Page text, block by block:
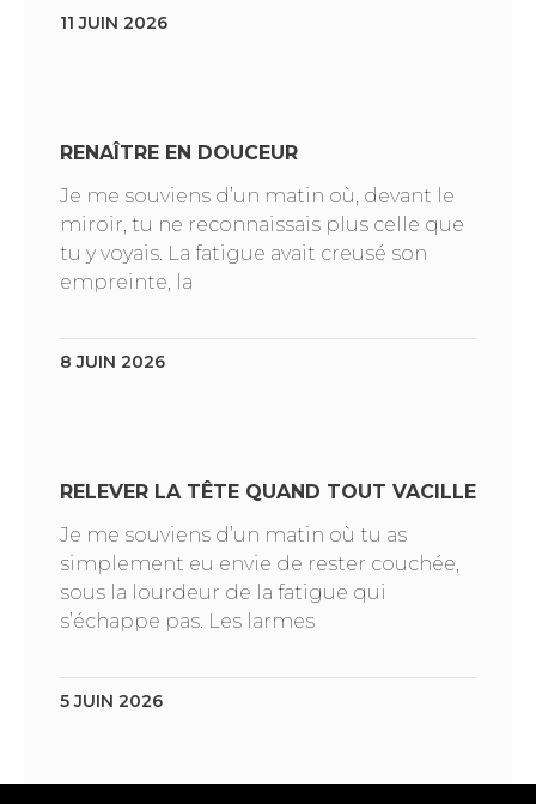
11 JUIN 2026
RENAÎTRE EN DOUCEUR
Je me souviens d’un matin où, devant le
miroir, tu ne reconnaissais plus celle que
tu y voyais. La fatigue avait creusé son
empreinte, la
8 JUIN 2026
RELEVER LA TÊTE QUAND TOUT VACILLE
Je me souviens d’un matin où tu as
simplement eu envie de rester couchée,
sous la lourdeur de la fatigue qui
s’échappe pas. Les larmes
5 JUIN 2026